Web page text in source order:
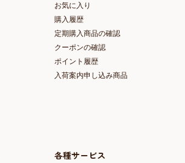
お気に入り
購入履歴
定期購入商品の確認
クーポンの確認
ポイント履歴
入荷案内申し込み商品
各種サービス